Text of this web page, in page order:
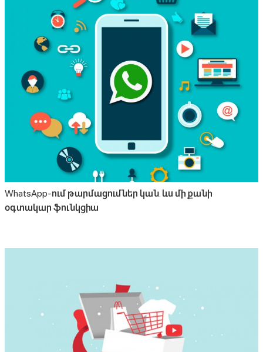
WhatsApp-ում թարմացումներ կան. ևս մի քանի
օգտակար ֆունկցիա